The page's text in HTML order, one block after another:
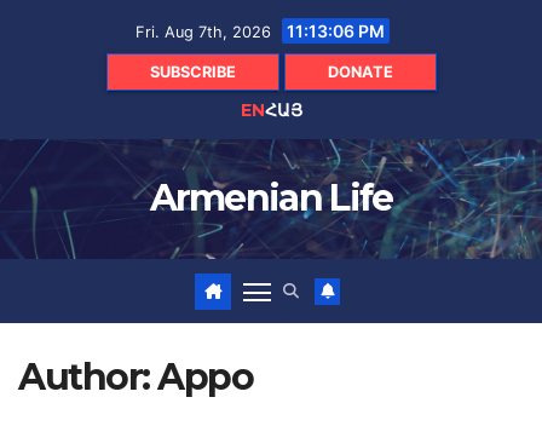
Fri. Aug 7th, 2026 11:13:08 PM
SUBSCRIBE DONATE
ENՀԱՅ
Armenian Life
Author:Appo